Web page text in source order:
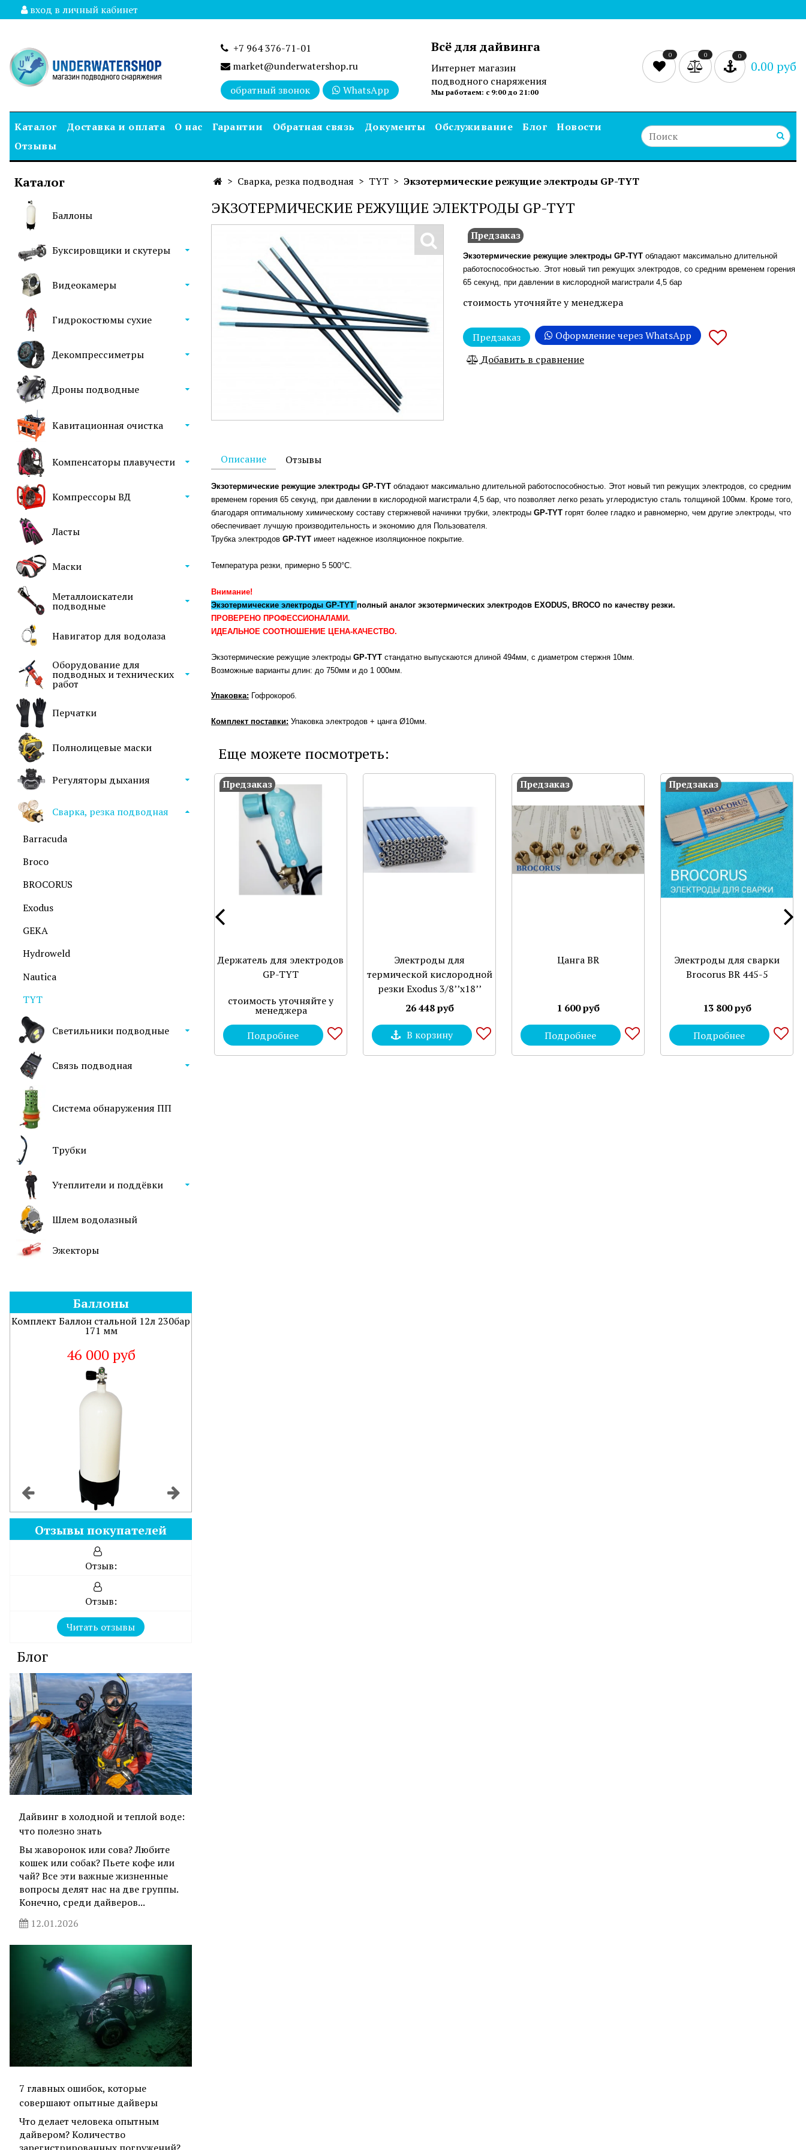
вход в личный кабинет
+7 964 376-71-01
market@underwatershop.ru
обратный звонок
WhatsApp
Всё для дайвинга
Интернет магазин
подводного снаряжения
Мы работаем: с 9:00 до 21:00
0 0 0
0.00 руб
Каталог Доставка и оплата О нас Гарантии Обратная связь Документы Обслуживание Блог
Новости
Отзывы
Каталог
Баллоны
Буксировщики и скутеры
Видеокамеры
Гидрокостюмы сухие
Декомпрессиметры
Дроны подводные
Кавитационная очистка
Компенсаторы плавучести
Компрессоры ВД
Ласты
Маски
Металлоискатели
подводные
Навигатор для водолаза
Оборудование для
подводных и технических
работ
Перчатки
Полнолицевые маски
Регуляторы дыхания
Сварка, резка подводная
Barracuda
Broco
BROCORUS
Exodus
GEKA
Hydroweld
Nautica
TYT
Светильники подводные
Связь подводная
Система обнаружения ПП
Трубки
Утеплители и поддёвки
Шлем водолазный
Эжекторы
Баллоны
Комплект Баллон стальной 12л 230бар
171 мм
46 000 руб
Отзывы покупателей
Отзыв:
Отзыв:
Читать отзывы
Блог
Дайвинг в холодной и теплой воде:
что полезно знать
Вы жаворонок или сова? Любите
кошек или собак? Пьете кофе или
чай? Все эти важные жизненные
вопросы делят нас на две группы.
Конечно, среди дайверов...
12.01.2026
7 главных ошибок, которые
совершают опытные дайверы
Что делает человека опытным
дайвером? Количество
зарегистрированных погружений?
Сварка, резка подводная TYT Экзотермические режущие электроды GP-TYT
ЭКЗОТЕРМИЧЕСКИЕ РЕЖУЩИЕ ЭЛЕКТРОДЫ GP-TYT
Предзаказ
Экзотермические режущие электроды GP-TYT обладают максимально длительной
работоспособностью. Этот новый тип режущих электродов, со средним временем горения
65 секунд, при давлении в кислородной магистрали 4,5 бар
стоимость уточняйте у менеджера
Предзаказ
Оформление через WhatsApp
Добавить в сравнение
Описание
Экзотермические режущие электроды GP-TYT обладают максимально длительной работоспособностью. Этот новый тип режущих электродов, со средним
временем горения 65 секунд, при давлении в кислородной магистрали 4,5 бар, что позволяет легко резать углеродистую сталь толщиной 100мм. Кроме того,
благодаря оптимальному химическому составу стержневой начинки трубки, электроды GP-TYT горят более гладко и равномерно, чем другие электроды, что
обеспечивает лучшую производительность и экономию для Пользователя.
Трубка электродов GP-TYT имеет надежное изоляционное покрытие.
Температура резки, примерно 5 500°C.
Внимание!
Экзотермические электроды GP-TYT полный аналог экзотермических электродов EXODUS, BROCO по качеству резки.
ПРОВЕРЕНО ПРОФЕССИОНАЛАМИ.
ИДЕАЛЬНОЕ СООТНОШЕНИЕ ЦЕНА-КАЧЕСТВО.
Экзотермические режущие электроды GP-TYT стандатно выпускаются длиной 494мм, с диаметром стержня 10мм.
Возможные варианты длин: до 750мм и до 1 000мм.
Упаковка: Гофрокороб.
Комплект поставки: Упаковка электродов + цанга Ø10мм.
Отзывы
Еще можете посмотреть:
Предзаказ
Держатель для электродов
GP-TYT
стоимость уточняйте у
менеджера
Подробнее
Электроды для
термической кислородной
резки Exodus 3/8’’x18’’
26 448 руб
В корзину
Предзаказ
Цанга BR
1 600 руб
Подробнее
Предзаказ
Электроды для сварки
Brocorus BR 445-5
13 800 руб
Подробнее